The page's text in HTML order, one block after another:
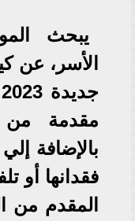
يبحث
الأسر، عن
مقدمة من
بالإضافة
فقدانها أو
المقدم من